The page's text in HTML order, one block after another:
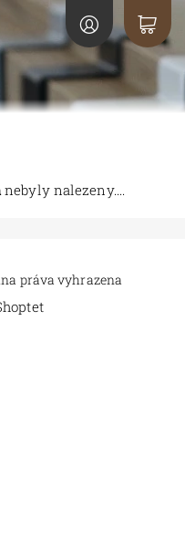
nebyly nalezeny....
práva vyhrazena